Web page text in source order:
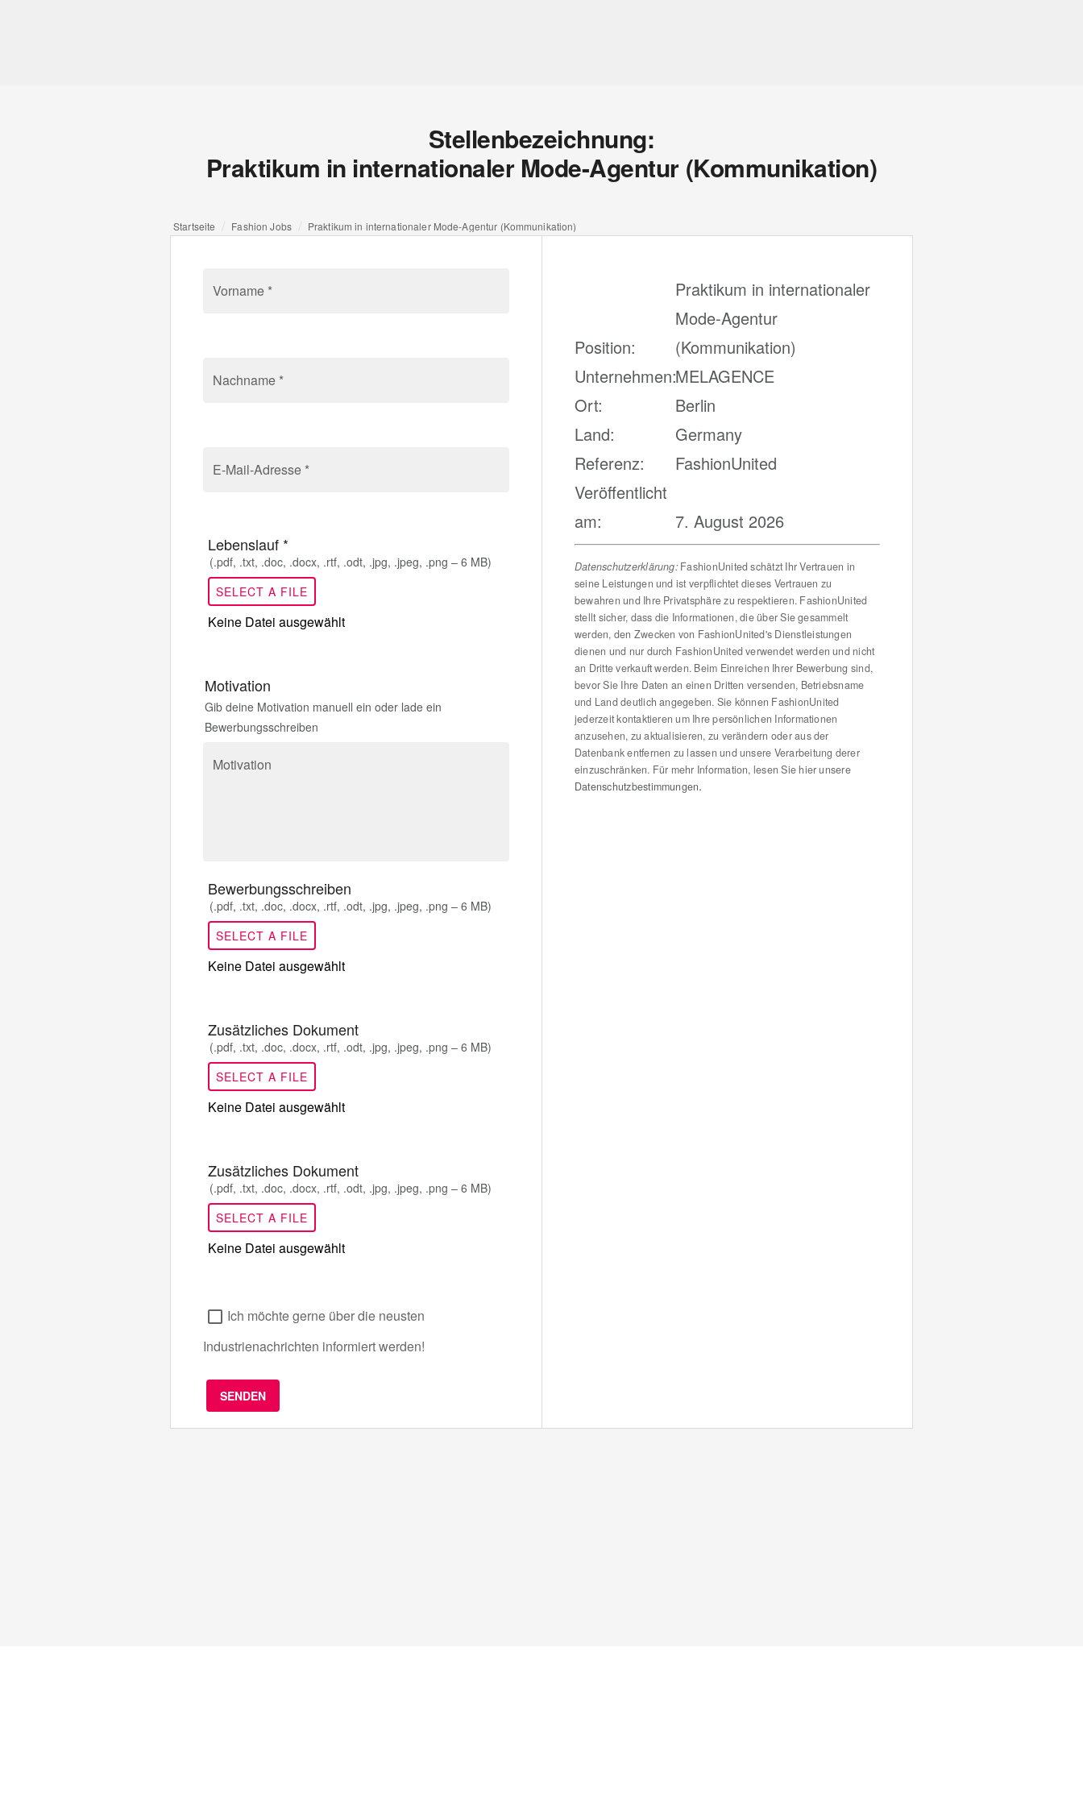
Stellenbezeichnung:
Praktikum in internationaler Mode-Agentur (Kommunikation)
Startseite Fashion Jobs Praktikum in internationaler Mode-Agentur (Kommunikation)
Vorname *
Nachname *
E-Mail-Adresse *
Lebenslauf *
(.pdf, .txt, .doc, .docx, .rtf, .odt, .jpg, .jpeg, .png – 6 MB)
SELECT A FILE
Keine Datei ausgewählt
Motivation
Gib deine Motivation manuell ein oder lade ein
Bewerbungsschreiben
Motivation
Bewerbungsschreiben
(.pdf, .txt, .doc, .docx, .rtf, .odt, .jpg, .jpeg, .png – 6 MB)
SELECT A FILE
Keine Datei ausgewählt
Zusätzliches Dokument
(.pdf, .txt, .doc, .docx, .rtf, .odt, .jpg, .jpeg, .png – 6 MB)
SELECT A FILE
Keine Datei ausgewählt
Zusätzliches Dokument
(.pdf, .txt, .doc, .docx, .rtf, .odt, .jpg, .jpeg, .png – 6 MB)
SELECT A FILE
Keine Datei ausgewählt
Ich möchte gerne über die neusten
Industrienachrichten informiert werden!
SENDEN
Position:
Praktikum in internationaler
Mode-Agentur
(Kommunikation)
Unternehmen:MELAGENCE
Ort:
Berlin
Land:
Germany
Referenz:
FashionUnited
Veröffentlicht
am:
7. August 2026
Datenschutzerklärung: FashionUnited schätzt Ihr Vertrauen in
seine Leistungen und ist verpflichtet dieses Vertrauen zu
bewahren und Ihre Privatsphäre zu respektieren. FashionUnited
stellt sicher, dass die Informationen, die über Sie gesammelt
werden, den Zwecken von FashionUnited's Dienstleistungen
dienen und nur durch FashionUnited verwendet werden und nicht
an Dritte verkauft werden. Beim Einreichen Ihrer Bewerbung sind,
bevor Sie Ihre Daten an einen Dritten versenden, Betriebsname
und Land deutlich angegeben. Sie können FashionUnited
jederzeit kontaktieren um Ihre persönlichen Informationen
anzusehen, zu aktualisieren, zu verändern oder aus der
Datenbank entfernen zu lassen und unsere Verarbeitung derer
einzuschränken. Für mehr Information, lesen Sie hier unsere
Datenschutzbestimmungen.